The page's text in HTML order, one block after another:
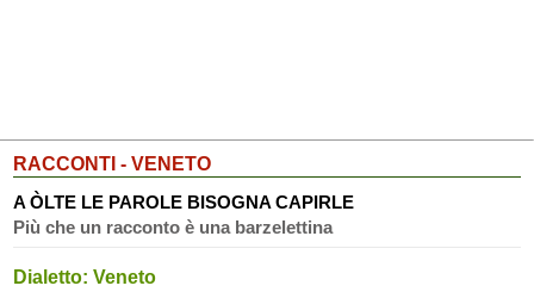
RACCONTI - VENETO
A ÒLTE LE PAROLE BISOGNA CAPIRLE
Più che un racconto è una barzelettina
Dialetto: Veneto